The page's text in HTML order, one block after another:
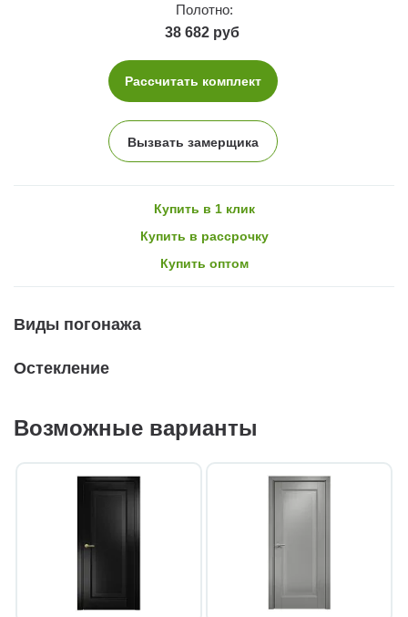
Полотно:
38 682 руб
Рассчитать комплект
Вызвать замерщика
Купить в 1 клик
Купить в рассрочку
Купить оптом
Виды погонажа
Остекление
Возможные варианты